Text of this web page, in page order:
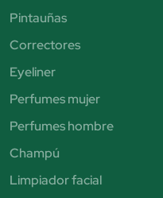
Pintauñas
Correctores
Eyeliner
Perfumes mujer
Perfumes hombre
Champú
Limpiador facial